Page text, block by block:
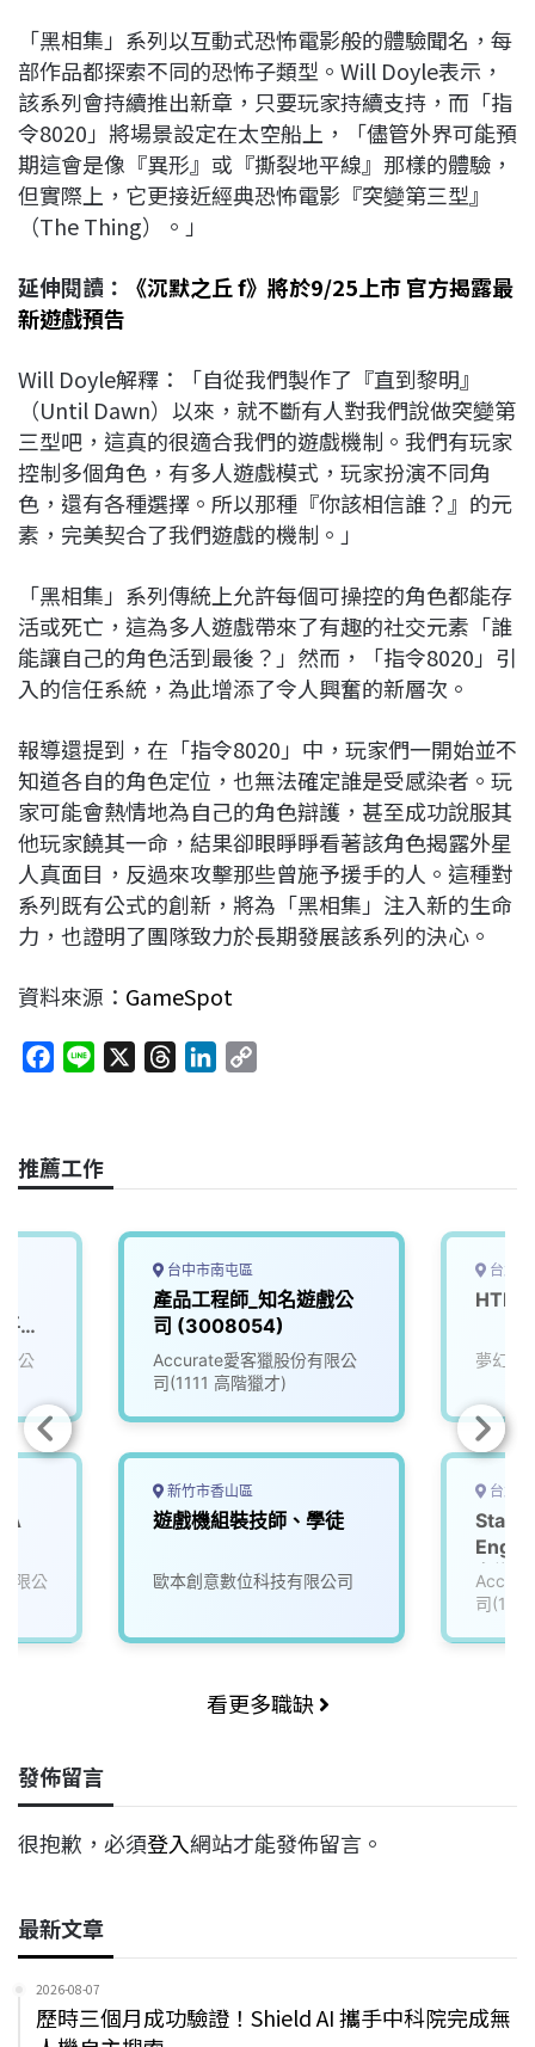
「黑相集」系列以互動式恐怖電影般的體驗聞名，每
部作品都探索不同的恐怖子類型。Will Doyle表示，
該系列會持續推出新章，只要玩家持續支持，而「指
令8020」將場景設定在太空船上，「儘管外界可能預
期這會是像『異形』或『撕裂地平線』那樣的體驗，
但實際上，它更接近經典恐怖電影『突變第三型』
（The Thing）。」
延伸閱讀：
《沉默之丘 f》將於9/25上市 官方揭露最
新遊戲預告
Will Doyle解釋：「自從我們製作了『直到黎明』
（Until Dawn）以來，就不斷有人對我們說做突變第
三型吧，這真的很適合我們的遊戲機制。我們有玩家
控制多個角色，有多人遊戲模式，玩家扮演不同角
色，還有各種選擇。所以那種『你該相信誰？』的元
素，完美契合了我們遊戲的機制。」
「黑相集」系列傳統上允許每個可操控的角色都能存
活或死亡，這為多人遊戲帶來了有趣的社交元素「誰
能讓自己的角色活到最後？」然而，「指令8020」引
入的信任系統，為此增添了令人興奮的新層次。
報導還提到，在「指令8020」中，玩家們一開始並不
知道各自的角色定位，也無法確定誰是受感染者。玩
家可能會熱情地為自己的角色辯護，甚至成功說服其
他玩家饒其一命，結果卻眼睜睜看著該角色揭露外星
人真面目，反過來攻擊那些曾施予援手的人。這種對
系列既有公式的創新，將為「黑相集」注入新的生命
力，也證明了團隊致力於長期發展該系列的決心。
資料來源： GameSpot
e
b
o
a
s
e
I
n
L
n
推薦工作
台
公
A
限公
台中市南屯區
產品工程師_知名遊戲公
司 (3008054)
Accurate愛客獵股份有限公
司(1111 高階獵才)
新竹市香山區
遊戲機組裝技師、學徒
歐本創意數位科技有限公司
台北
夢幻互
台北
Staff
名遊
司
看更多職缺
發佈留言
很抱歉，必須登入網站才能發佈留言。
最新文章
2026-08-07
歷時三個月成功驗證！Shield AI 攜手中科院完成無